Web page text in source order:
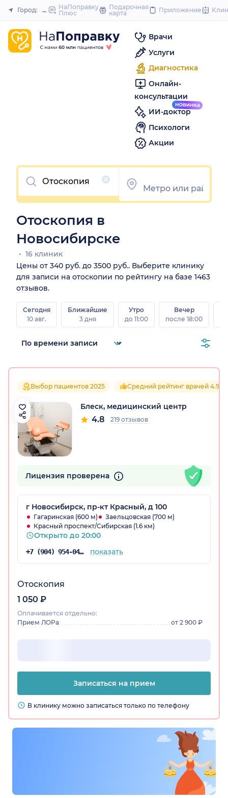
to
Закрыть
Город: Новосибирск
НаПоправку
Плюс
Подарочная
карта
Приложение
Врачи
Услуги
Диагностика
Онлайн-
консультации
ИИ-доктор
Психологи
Акции
Очистить
Отоскопия в
Новосибирске
16 клиник
Цены от 340 руб. до 3500 руб.. Выберите клинику
для записи на отоскопии по рейтингу на базе 1463
отзывов.
Сегодня
10 авг.
Ближайшие
3 дня
Утро
до 11:00
Вечер
после 18:00
Выбор пациентов 2025 Средний рейтинг врачей 4.9
Блеск, медицинский центр
4.8 219 отзывов
Лицензия проверена
г Новосибирск, пр-кт Красный, д 100
Гагаринская (600 м)
Заельцовская (700 м)
Красный проспект/Сибирская (1.6 км)
Открыто до 20:00
+7 (904) 954-04-97 показать
Отоскопия
1 050 ₽
Оплачивается отдельно:
Прием ЛОРа
от 2 900 ₽
Записаться на прием
В клинику можно записаться только по телефону